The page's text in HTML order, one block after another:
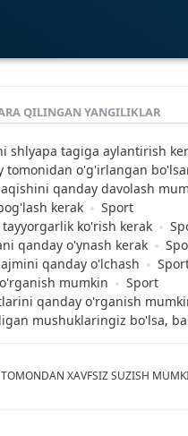
QILINGAN YANGILIKLAR
shlyapa tagiga aylantirish
tomonidan o'g'irlangan
qanday davolash
kerak
Sport
ko'rish kerak
qanday o'ynash kerak
qanday o'lchash
mumkin
Sport
qanday o'rganish
mushuklaringiz bo'lsa,
XAVFSIZ SUZISH